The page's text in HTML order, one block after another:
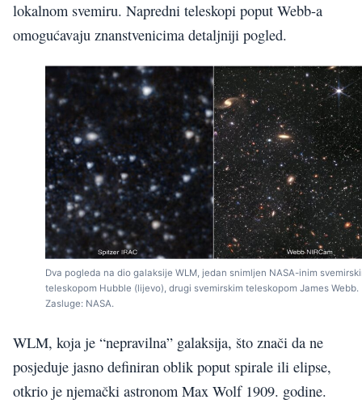
lokalnom svemiru. Napredni teleskopi poput Webb-a
omogućavaju znanstvenicima detaljniji pogled.
Dva pogleda na dio galaksije WLM, jedan snimljen NASA-inim
teleskopom Hubble (lijevo), drugi svemirskim teleskopom James Webb.
Zasluge: NASA.
WLM, koja je “nepravilna” galaksija, što znači da ne
posjeduje jasno definiran oblik poput spirale ili elipse,
otkrio je njemački astronom Max Wolf 1909. godine.